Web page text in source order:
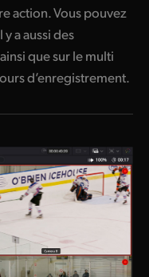
action. Vous pouvez
a aussi des
que sur le multi
d’enregistrement.